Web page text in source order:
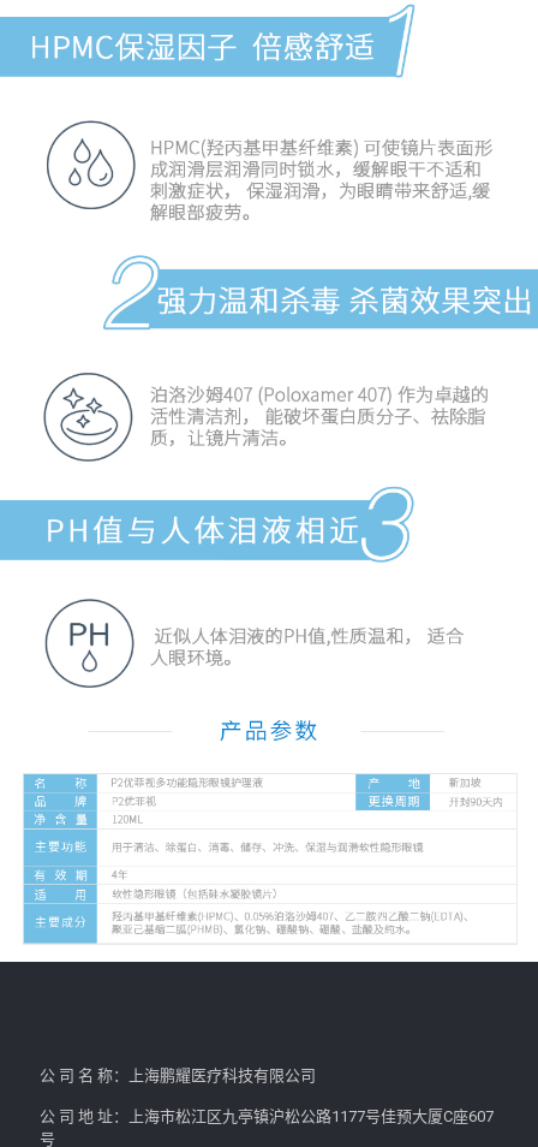
公 司 名 称：上海鹏耀医疗科技有限公司
公 司 地 址：上海市松江区九亭镇沪松公路1177号佳预大厦C座607
号